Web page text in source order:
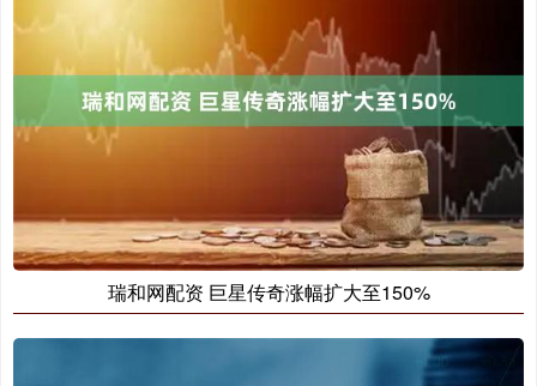
瑞和网配资 巨星传奇涨幅扩大至150%